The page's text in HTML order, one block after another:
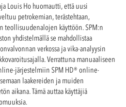
Louis Ho huomautti, että uusi
petrokemian, terästehtaan,
teollisuudenalojen käyttöön. SPM:n
yhdistelmällä se mahdollistaa
verkossa ja vika-analyysin
Verrattuna manuaaliseen
järjestelmiin SPM HD® online-
laakereiden ja muiden
aikana. Tämä auttaa käyttäjiä